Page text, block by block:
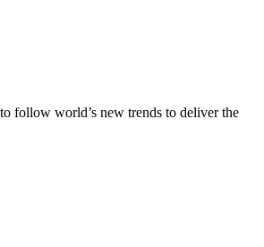
follow world’s new trends to deliver the